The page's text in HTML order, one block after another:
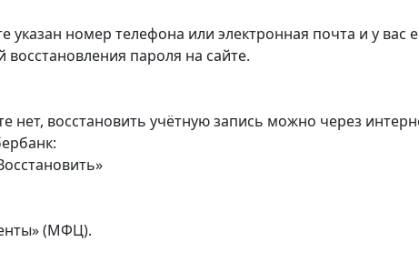
указан номер телефона или электронная почта и у вас
пароля на сайте.
нет, восстановить учётную запись можно через
(МФЦ).